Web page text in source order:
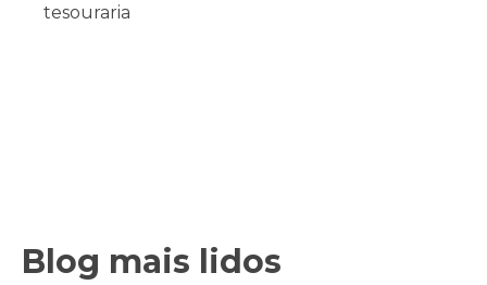
tesouraria
Blog mais lidos